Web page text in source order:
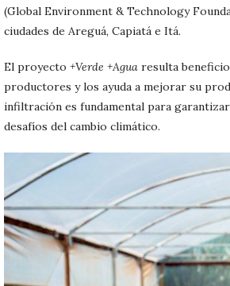
(Global Environment & Technology
ciudades de Areguá, Capiatá e Itá.
El proyecto +Verde +Agua resulta
productores y los ayuda a mejorar su
infiltración es fundamental para
desafíos del cambio climático.